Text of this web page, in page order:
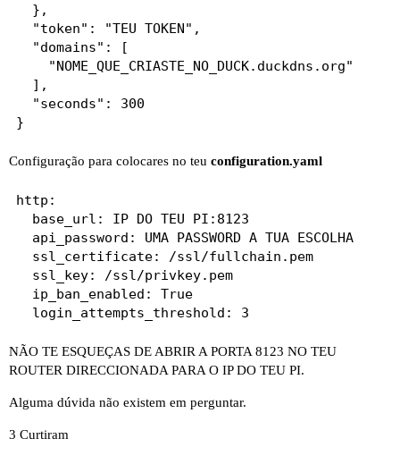
  },
  "token": "TEU TOKEN",
  "domains": [
    "NOME_QUE_CRIASTE_NO_DUCK.duckdns.org"
  ],
  "seconds": 300
Configuração para colocares no teu configuration.yaml
http:
  base_url: IP DO TEU PI:8123
  api_password: UMA PASSWORD A TUA ESCOLHA
  ssl_certificate: /ssl/fullchain.pem
  ssl_key: /ssl/privkey.pem
  ip_ban_enabled: True
NÃO TE ESQUEÇAS DE ABRIR A PORTA 8123 NO TEU
ROUTER DIRECCIONADA PARA O IP DO TEU PI.
Alguma dúvida não existem em perguntar.
3 Curtiram